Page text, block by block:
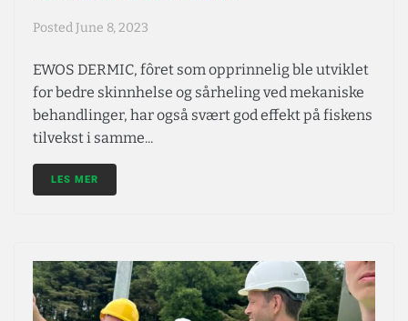
PostedJune 8, 2023
EWOS DERMIC, fôret som opprinnelig ble utviklet
for bedre skinnhelse og sårheling ved mekaniske
behandlinger, har også svært god effekt på fiskens
tilvekst i samme...
LES MER